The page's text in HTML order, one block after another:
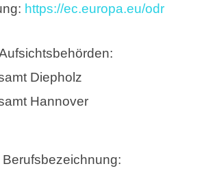
https://ec.europa.eu/odr
Diepholz
Hannover